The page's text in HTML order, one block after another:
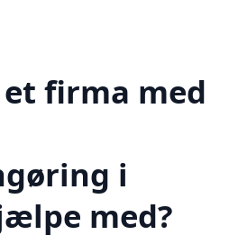
firma med
i
med?